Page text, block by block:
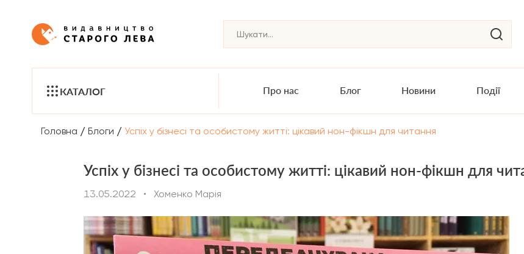
КАТАЛОГ Про нас Блог Новини Події
Головна / Блоги / Успіх у бізнесі та особистому житті: цікавий нон-фікшн для читання
Успіх у бізнесі та особистому житті: цікавий нон-фікшн для
13.05.2022 • Хоменко Марія